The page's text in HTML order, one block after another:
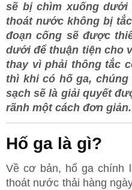
sẽ bị chìm xuống
thoát nước không bị
đoạn cống sẽ được
dưới để thuận tiện cho
thay vì phải thông tắc
thì khi có hố ga,
sạch sẽ là giải quyết
rãnh một cách đơn giản.
Hố ga là gì?
Về cơ bản, hố ga chính
thoát nước thải hàng